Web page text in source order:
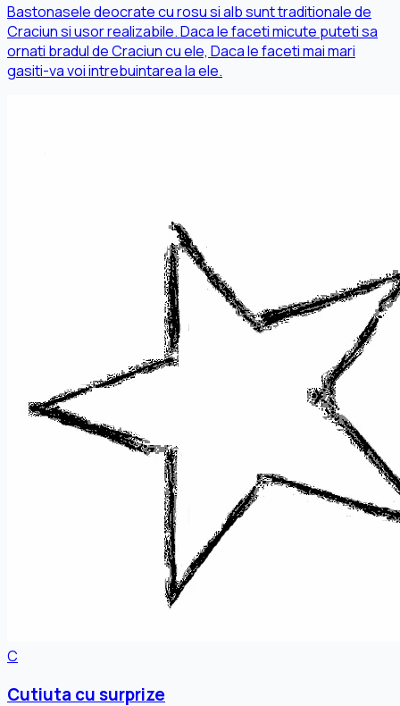
Bastonasele deocrate cu rosu si alb sunt traditionale de
Craciun si usor realizabile. Daca le faceti micute puteti sa
ornati bradul de Craciun cu ele, Daca le faceti mai mari
gasiti-va voi intrebuintarea la ele.
C
Cutiuta cu surprize